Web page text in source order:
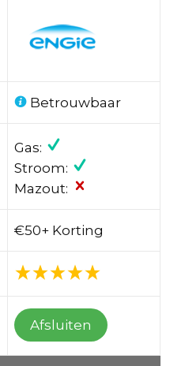
Betrouwbaar
Gas:
Stroom:
Mazout:
€50+ Korting
Afsluiten